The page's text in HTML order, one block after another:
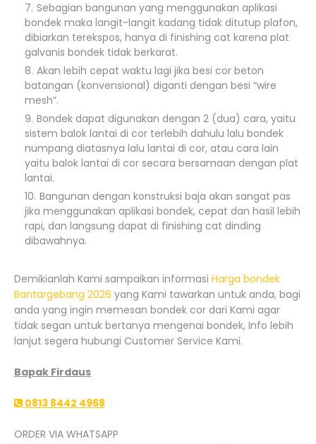
Sebagian bangunan yang menggunakan aplikasi
bondek maka langit-langit kadang tidak ditutup plafon,
dibiarkan terekspos, hanya di finishing cat karena plat
galvanis bondek tidak berkarat.
Akan lebih cepat waktu lagi jika besi cor beton
batangan (konvensional) diganti dengan besi “wire
mesh”.
Bondek dapat digunakan dengan 2 (dua) cara, yaitu
sistem balok lantai di cor terlebih dahulu lalu bondek
numpang diatasnya lalu lantai di cor, atau cara lain
yaitu balok lantai di cor secara bersamaan dengan plat
lantai.
Bangunan dengan konstruksi baja akan sangat pas
jika menggunakan aplikasi bondek, cepat dan hasil lebih
rapi, dan langsung dapat di finishing cat dinding
dibawahnya.
Demikianlah Kami sampaikan informasi Harga bondek
Bantargebang 2026 yang Kami tawarkan untuk anda, bagi
anda yang ingin memesan bondek cor dari Kami agar
tidak segan untuk bertanya mengenai bondek, Info lebih
lanjut segera hubungi Customer Service Kami.
Bapak Firdaus
0813 8442 4968
ORDER VIA WHATSAPP